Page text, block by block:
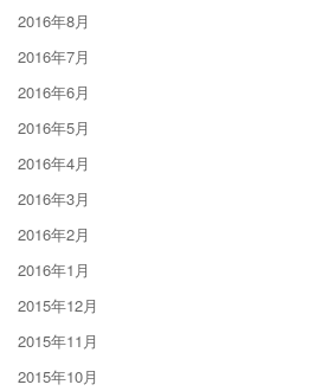
2016年8月
2016年7月
2016年6月
2016年5月
2016年4月
2016年3月
2016年2月
2016年1月
2015年12月
2015年11月
2015年10月